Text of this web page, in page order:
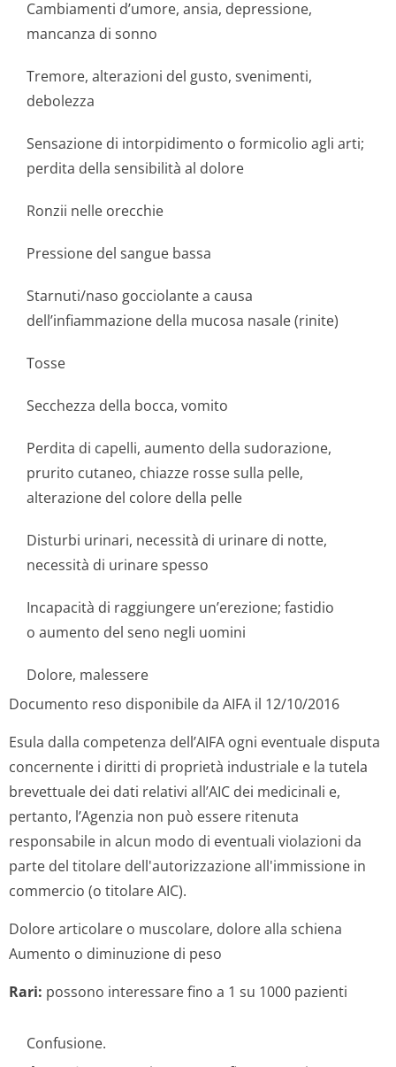
Cambiamenti d’umore, ansia, depressione,
mancanza di sonno
Tremore, alterazioni del gusto, svenimenti,
debolezza
Sensazione di intorpidimento o formicolio agli arti;
perdita della sensibilità al dolore
Ronzii nelle orecchie
Pressione del sangue bassa
Starnuti/naso gocciolante a causa
dell’infiammazione della mucosa nasale (rinite)
Tosse
Secchezza della bocca, vomito
Perdita di capelli, aumento della sudorazione,
prurito cutaneo, chiazze rosse sulla pelle,
alterazione del colore della pelle
Disturbi urinari, necessità di urinare di notte,
necessità di urinare spesso
Incapacità di raggiungere un’erezione; fastidio
o aumento del seno negli uomini
Dolore, malessere
Documento reso disponibile da AIFA il 12/10/2016
Esula dalla competenza dell’AIFA ogni eventuale disputa
concernente i diritti di proprietà industriale e la tutela
brevettuale dei dati relativi all’AIC dei medicinali e,
pertanto, l’Agenzia non può essere ritenuta
responsabile in alcun modo di eventuali violazioni da
parte del titolare dell'autorizzazione all'immissione in
commercio (o titolare AIC).
Dolore articolare o muscolare, dolore alla schiena
Aumento o diminuzione di peso
Rari: possono interessare fino a 1 su 1000 pazienti
Confusione.